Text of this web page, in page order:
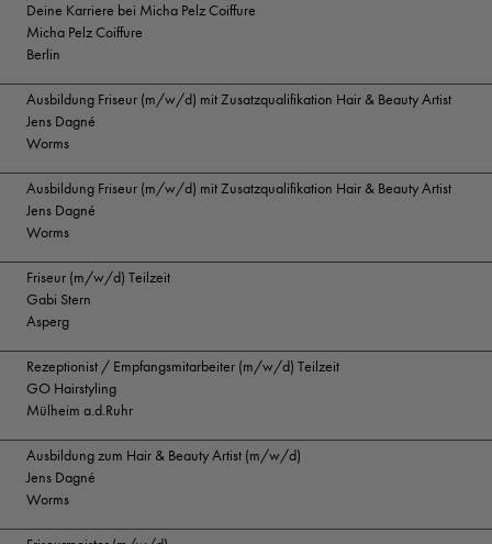
Deine Karriere bei Micha Pelz Coiffure
Micha Pelz Coiffure
Berlin
Ausbildung Friseur (m/w/d) mit Zusatzqualifikation Hair & Beauty Artist
Jens Dagné
Worms
Ausbildung Friseur (m/w/d) mit Zusatzqualifikation Hair & Beauty Artist
Jens Dagné
Worms
Friseur (m/w/d) Teilzeit
Gabi Stern
Asperg
Rezeptionist / Empfangsmitarbeiter (m/w/d) Teilzeit
GO Hairstyling
Mülheim a.d.Ruhr
Ausbildung zum Hair & Beauty Artist (m/w/d)
Jens Dagné
Worms